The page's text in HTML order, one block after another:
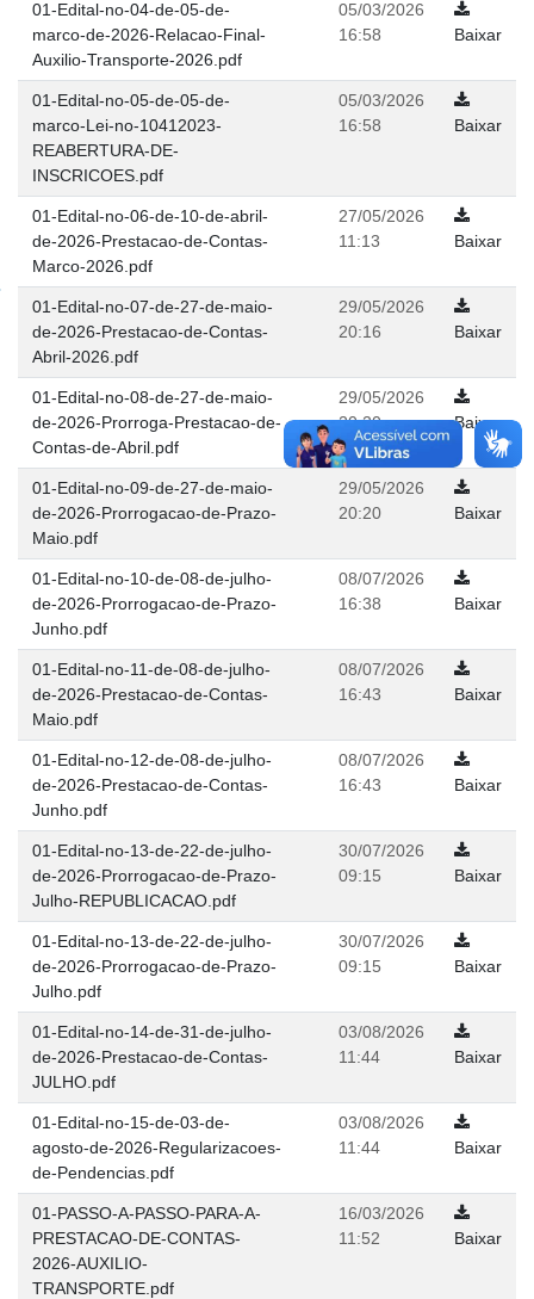
01-Edital-no-04-de-05-de-
marco-de-2026-Relacao-Final-
Auxilio-Transporte-2026.pdf
05/03/2026
16:58
Baixar
01-Edital-no-05-de-05-de-
marco-Lei-no-10412023-
REABERTURA-DE-
INSCRICOES.pdf
05/03/2026
16:58
Baixar
01-Edital-no-06-de-10-de-abril-
de-2026-Prestacao-de-Contas-
Marco-2026.pdf
27/05/2026
11:13
Baixar
01-Edital-no-07-de-27-de-maio-
de-2026-Prestacao-de-Contas-
Abril-2026.pdf
29/05/2026
20:16
Baixar
01-Edital-no-08-de-27-de-maio-
de-2026-Prorroga-Prestacao-de-
Contas-de-Abril.pdf
29/05/2026
20:20
Baixar
01-Edital-no-09-de-27-de-maio-
de-2026-Prorrogacao-de-Prazo-
Maio.pdf
29/05/2026
20:20
Baixar
01-Edital-no-10-de-08-de-julho-
de-2026-Prorrogacao-de-Prazo-
Junho.pdf
08/07/2026
16:38
Baixar
01-Edital-no-11-de-08-de-julho-
de-2026-Prestacao-de-Contas-
Maio.pdf
08/07/2026
16:43
Baixar
01-Edital-no-12-de-08-de-julho-
de-2026-Prestacao-de-Contas-
Junho.pdf
08/07/2026
16:43
Baixar
01-Edital-no-13-de-22-de-julho-
de-2026-Prorrogacao-de-Prazo-
Julho-REPUBLICACAO.pdf
30/07/2026
09:15
Baixar
01-Edital-no-13-de-22-de-julho-
de-2026-Prorrogacao-de-Prazo-
Julho.pdf
30/07/2026
09:15
Baixar
01-Edital-no-14-de-31-de-julho-
de-2026-Prestacao-de-Contas-
JULHO.pdf
03/08/2026
11:44
Baixar
01-Edital-no-15-de-03-de-
agosto-de-2026-Regularizacoes-
de-Pendencias.pdf
03/08/2026
11:44
Baixar
01-PASSO-A-PASSO-PARA-A-
PRESTACAO-DE-CONTAS-
2026-AUXILIO-
TRANSPORTE.pdf
16/03/2026
11:52
Baixar